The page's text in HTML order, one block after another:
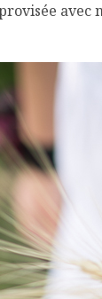
avec